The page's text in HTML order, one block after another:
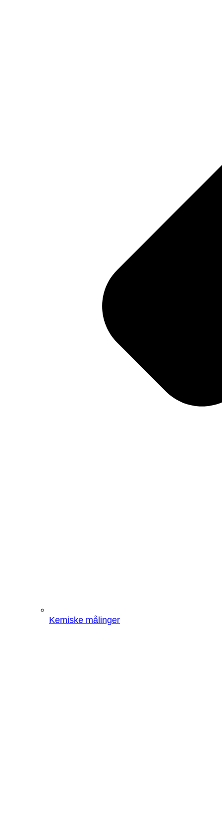
Kemiske målinger